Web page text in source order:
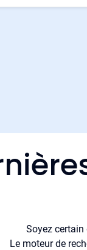
Soyez certain
Le moteur de